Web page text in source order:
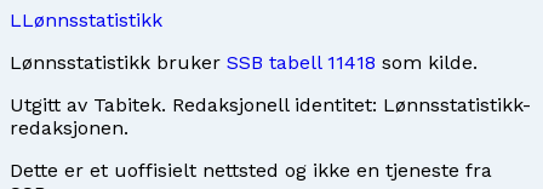
LLønnsstatistikk
Lønnsstatistikk bruker SSB tabell 11418 som kilde.
Utgitt av Tabitek. Redaksjonell identitet: Lønnsstatistikk-
redaksjonen.
Dette er et uoffisielt nettsted og ikke en tjeneste fra